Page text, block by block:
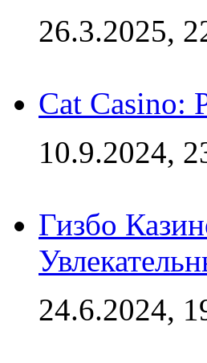
26.3.2025,
Cat Casino:
10.9.2024,
Гизбо
24.6.2024,